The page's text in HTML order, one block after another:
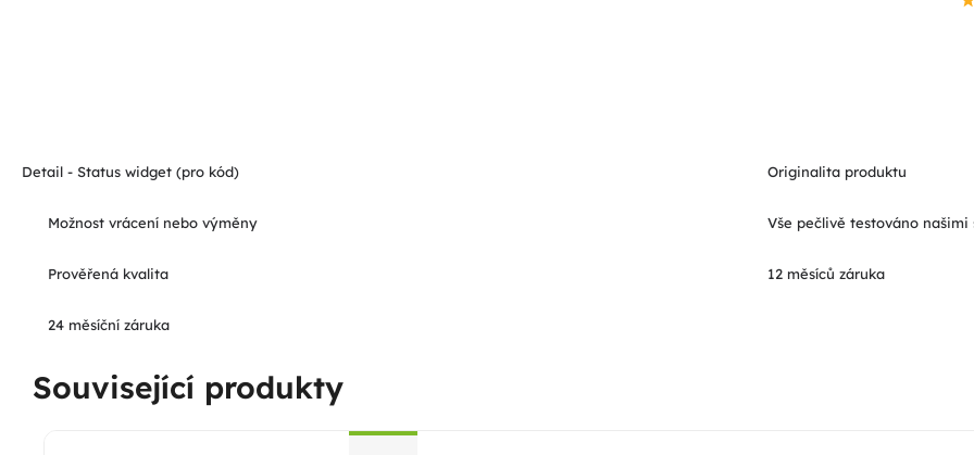
Detail - Status widget (pro kód) Originalita produktu
Možnost vrácení nebo výměny Vše pečlivě testováno našimi
Prověřená kvalita 12 měsíců záruka
24 měsíční záruka
Související produkty